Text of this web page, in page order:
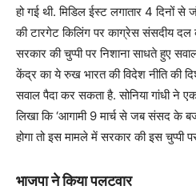
हो गई थी. मिडिल ईस्ट लगातार 4 दिनों
की टारगेट किलिंग पर काग्रेस संसदीय दल
सरकार की चुप्पी पर निशाना साधते हुए
केंद्र का ये रुख भारत की विदेश नीति की
सवाल पैदा कर सकता है. सोनिया गांधी
लिखा कि ‘आगामी 9 मार्च से जब संसद
होगा तो इस मामले में सरकार की इस चुप्पी पर
भाजपा ने किया पलटवार